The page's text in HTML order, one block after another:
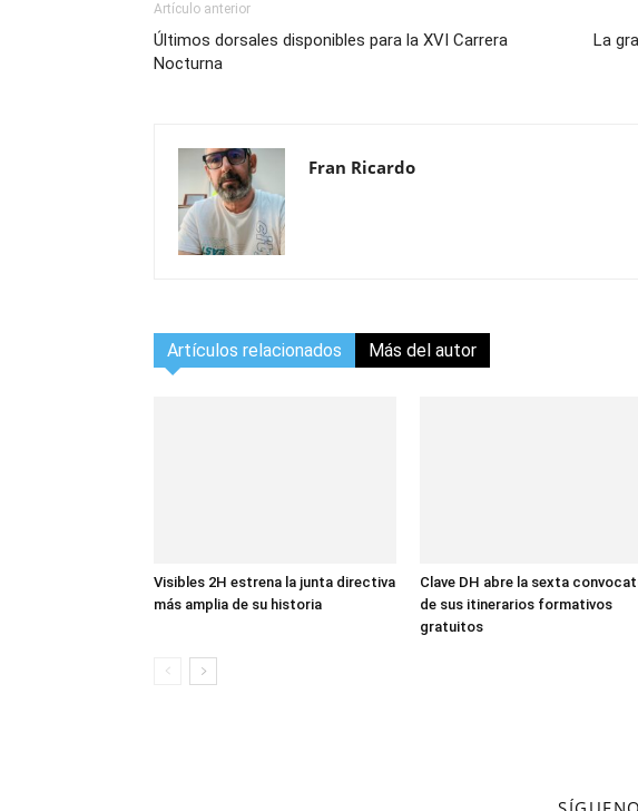
Artículo anterior
Últimos dorsales disponibles para la XVI Carrera
Nocturna
La
Fran Ricardo
Artículos relacionados Más del autor
Visibles 2H estrena la junta directiva
más amplia de su historia
Clave DH abre la sexta
de sus itinerarios formativos
gratuitos